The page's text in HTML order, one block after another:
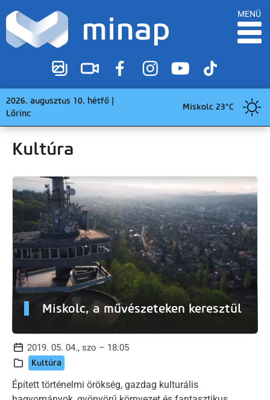
MENÜ
2026. augusztus 10. hétfő |
Lőrinc
Miskolc 23°C
Kultúra
Miskolc, a művészeteken keresztül
2019. 05. 04., szo – 18:05
Kultúra
Épített történelmi örökség, gazdag kulturális